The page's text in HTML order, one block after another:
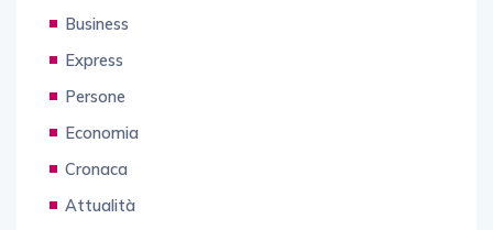
Business
Express
Persone
Economia
Cronaca
Attualità